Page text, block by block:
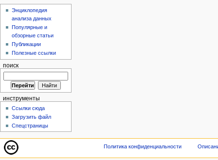
Энциклопедия
анализа данных
Популярные и
обзорные статьи
Публикации
Полезные ссылки
поиск
инструменты
Ссылки сюда
Загрузить файл
Спецстраницы
Политика конфиденциальности